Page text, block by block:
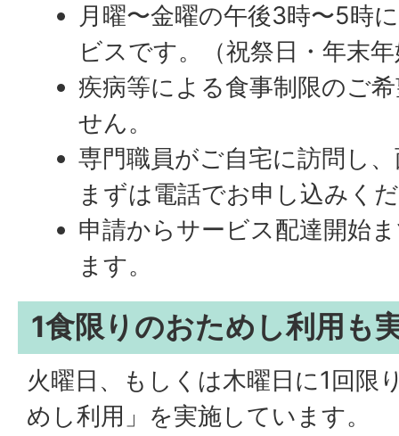
月曜〜金曜の午後3時〜5時
ビスです。（祝祭日・年末
疾病等による食事制限のご
せん。
専門職員がご自宅に訪問し
まずは電話でお申し込みく
申請からサービス配達開始
ます。
1食限りのおためし利用も
火曜日、もしくは木曜日に1回限
めし利用」を実施しています。